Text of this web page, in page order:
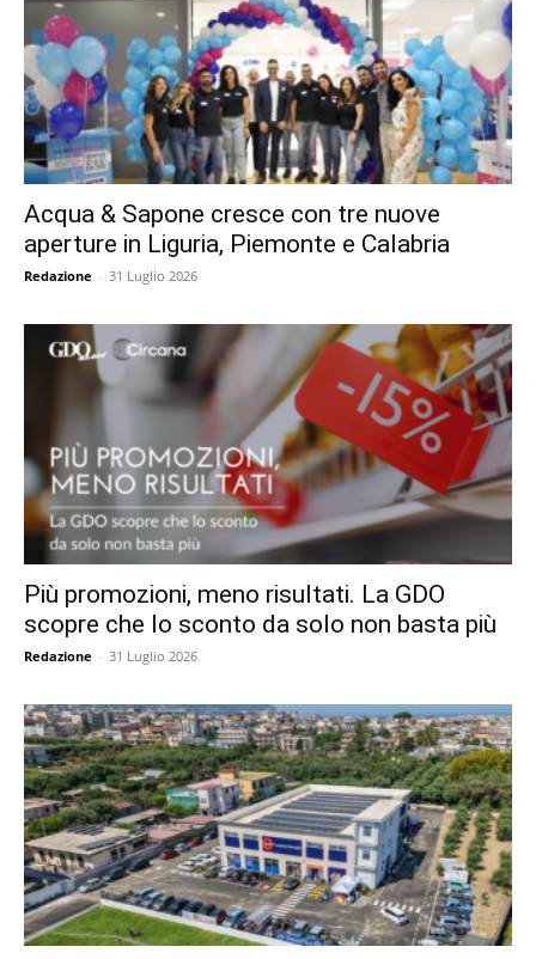
Acqua & Sapone cresce con tre nuove
aperture in Liguria, Piemonte e Calabria
Redazione - 31 Luglio 2026
Più promozioni, meno risultati. La GDO
scopre che lo sconto da solo non basta più
Redazione - 31 Luglio 2026